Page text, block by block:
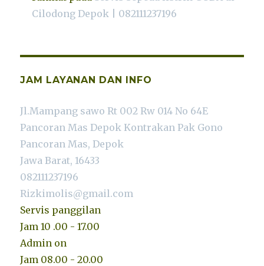
Cilodong Depok | 082111237196
JAM LAYANAN DAN INFO
Jl.Mampang sawo Rt 002 Rw 014 No 64E
Pancoran Mas Depok Kontrakan Pak Gono
Pancoran Mas, Depok
Jawa Barat, 16433
082111237196
Rizkimolis@gmail.com
Servis panggilan
Jam 10 .00 - 17.00
Admin on
Jam 08.00 - 20.00